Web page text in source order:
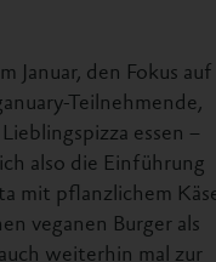
Januar, den Fokus auf
Teilnehmende,
essen –
also die Einführung
mit pflanzlichem Käse.
veganen Burger als
weiterhin mal zur